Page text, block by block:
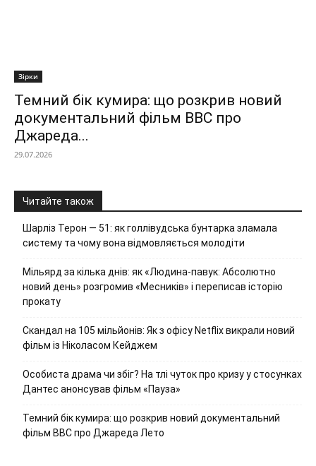
Зірки
Темний бік кумира: що розкрив новий
документальний фільм ВВС про
Джареда...
29.07.2026
Читайте також
Шарліз Терон — 51: як голлівудська бунтарка зламала
систему та чому вона відмовляється молодіти
Мільярд за кілька днів: як «Людина-павук: Абсолютно
новий день» розгромив «Месників» і переписав історію
прокату
Скандал на 105 мільйонів: Як з офісу Netflix викрали новий
фільм із Ніколасом Кейджем
Особиста драма чи збіг? На тлі чуток про кризу у стосунках
Дантес анонсував фільм «Пауза»
Темний бік кумира: що розкрив новий документальний
фільм ВВС про Джареда Лето